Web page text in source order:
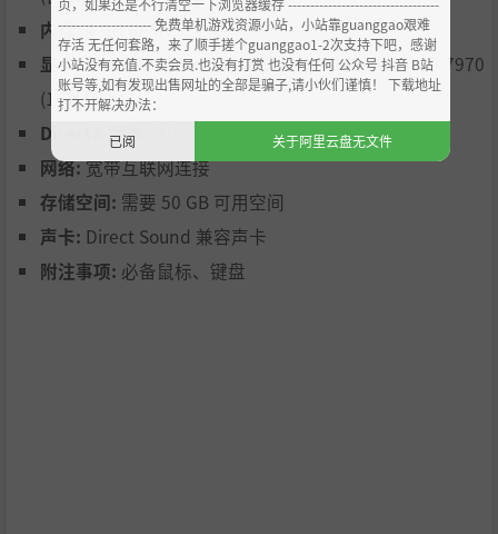
内存:4 GB RAM
显卡:NVIDIA GeForce GTX 580 或ATI Radeon HD 7970
(1GB 以上)
DirectX 版本:
网络:宽带互联网连接
存储空间: 需要 50 GB 可用空间
声卡: Direct Sound 兼容声卡
附注事项: 必备鼠标、键盘
--------------------- 免费单机游戏资源小站，小站靠guanggao艰难
存活 无任何套路，来了顺手搓个guanggao1-2次支持下吧，感谢
小站没有充值.不卖会员.也没有打赏 也没有任何 公众号 抖音 B站
账号等,如有发现出售网址的全部是骗子,请小伙们谨慎！ 下载地址
打不开解决办法：
已阅
关于阿里云盘无文件